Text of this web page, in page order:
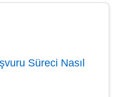
Süreci Nasıl